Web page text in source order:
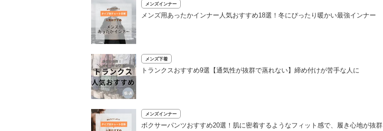
メンズインナー
メンズ用あったかインナー人気おすすめ18選！冬にぴったり暖かい最強インナー
メンズ下着
トランクスおすすめ9選【通気性が抜群で蒸れない】締め付けが苦手な人に
メンズインナー
ボクサーパンツおすすめ20選！肌に密着するようなフィット感で、履き心地が抜群